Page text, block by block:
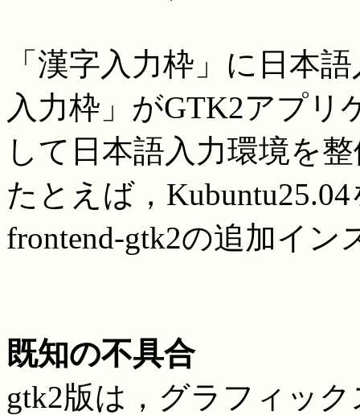
「漢字入力枠」に日本
入力枠」がGTK2アプ
して日本語入力環境を
たとえば，
frontend-gtk2の追加イ
既知の不具合
gtk2版は，グラフィッ